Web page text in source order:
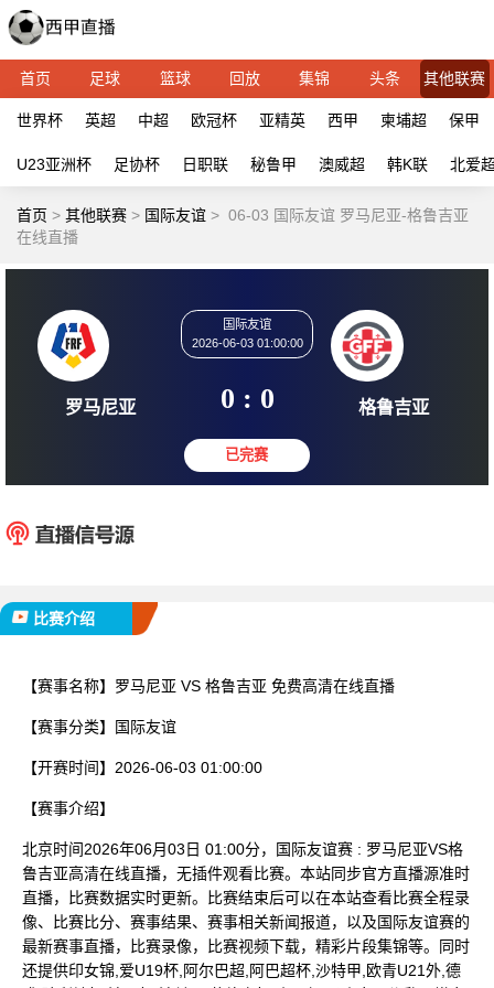
首页 足球 篮球 回放 集锦 头条 其他联赛
世界杯 英超 中超 欧冠杯 亚精英 西甲 柬埔超 保甲
U23亚洲杯 足协杯 日职联 秘鲁甲 澳威超 韩K联 北爱
首页 > 其他联赛 > 国际友谊 > 06-03 国际友谊 罗马尼亚-格鲁吉亚
在线直播
国际友谊
2026-06-03 01:00:00
0 : 0
比赛介绍
【赛事名称】 罗马尼亚 VS 格鲁吉亚 免费高清在线直播
【赛事分类】 国际友谊
【开赛时间】 2026-06-03 01:00:00
【赛事介绍】
北京时间2026年06月03日 01:00分，国际友谊赛 : 罗马尼亚VS格
鲁吉亚高清在线直播，无插件观看比赛。本站同步官方直播源准时
直播，比赛数据实时更新。比赛结束后可以在本站查看比赛全程录
像、比赛比分、赛事结果、赛事相关新闻报道，以及国际友谊赛的
最新赛事直播，比赛录像，比赛视频下载，精彩片段集锦等。同时
还提供印女锦,爱U19杯,阿尔巴超,阿巴超杯,沙特甲,欧青U21外,德